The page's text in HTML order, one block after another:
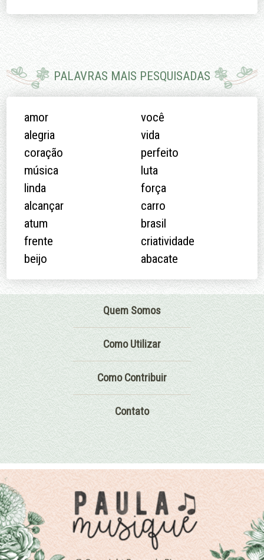
PALAVRAS MAIS PESQUISADAS
amor
você
alegria
vida
coração
perfeito
música
luta
linda
força
alcançar
carro
atum
brasil
frente
criatividade
beijo
abacate
Quem Somos
Como Utilizar
Como Contribuir
Contato